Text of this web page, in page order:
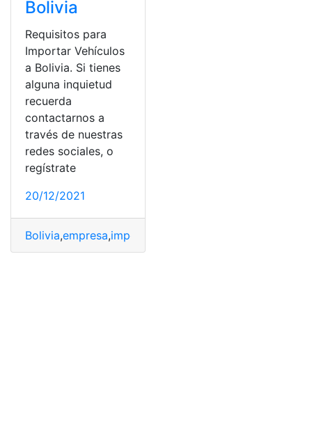
Bolivia
Requisitos para
Importar Vehículos
a Bolivia. Si tienes
alguna inquietud
recuerda
contactarnos a
través de nuestras
redes sociales, o
regístrate
20/12/2021
Bolivia,empresa,importar